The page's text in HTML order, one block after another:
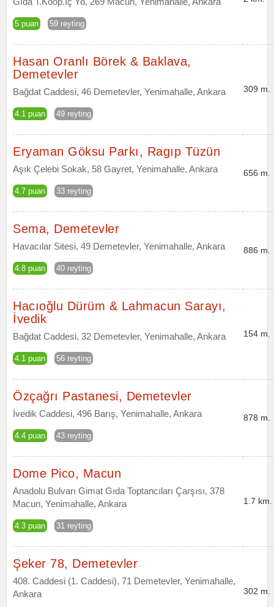
5 puan 59 reyting
Hasan Oranlı Börek & Baklava,
Demetevler
Bağdat Caddesi, 46 Demetevler, Yenimahalle, Ankara
4.1 puan 49 reyting
309 m.
Eryaman Göksu Parkı, Ragıp Tüzün
Aşık Çelebi Sokak, 58 Gayret, Yenimahalle, Ankara
4.7 puan 33 reyting
656 m.
Sema, Demetevler
Havacılar Sitesi, 49 Demetevler, Yenimahalle, Ankara
4.8 puan 40 reyting
886 m.
Hacıoğlu Dürüm & Lahmacun Sarayı,
İvedik
Bağdat Caddesi, 32 Demetevler, Yenimahalle, Ankara
4.1 puan 56 reyting
154 m.
Özçağrı Pastanesi, Demetevler
İvedik Caddesi, 496 Barış, Yenimahalle, Ankara
4.4 puan 43 reyting
878 m.
Dome Pico, Macun
Anadolu Bulvarı Gimat Gıda Toptancıları Çarşısı, 378
Macun, Yenimahalle, Ankara
4.3 puan 31 reyting
1.7 km.
Şeker 78, Demetevler
408. Caddesi (1. Caddesi), 71 Demetevler, Yenimahalle,
Ankara
302 m.